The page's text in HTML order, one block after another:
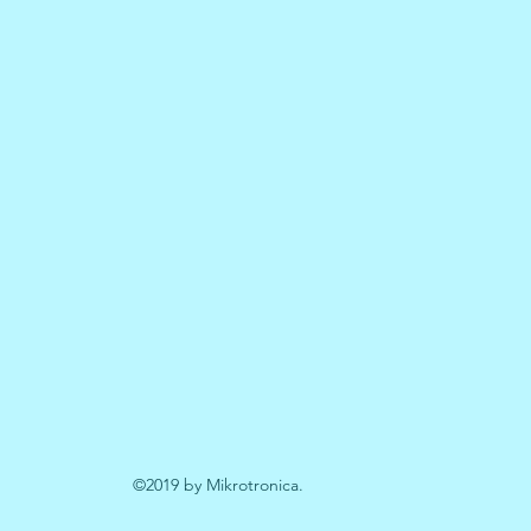
©2019 by Mikrotronica.